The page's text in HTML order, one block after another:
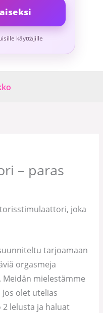
käyttäjille
– paras
joka
tarjoamaan
orgasmeja
mielestämme
olet utelias
2 lelusta ja haluat